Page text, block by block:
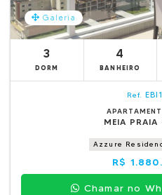
Galeria
3
DORM
4
BANHEIRO
Ref.
MEIA PRAIA
Azzure
R$
Chamar no